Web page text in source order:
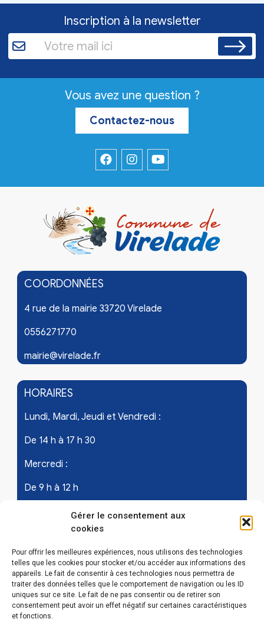
Gérer le consentement aux
cookies
Pour offrir les meilleures expériences, nous utilisons des technologies
telles que les cookies pour stocker et/ou accéder aux informations des
appareils. Le fait de consentir à ces technologies nous permettra de
traiter des données telles que le comportement de navigation ou les ID
uniques sur ce site. Le fait de ne pas consentir ou de retirer son
consentement peut avoir un effet négatif sur certaines caractéristiques
et fonctions.
Inscription à la newsletter
Vous avez une question ?
Contactez-nous
COORDONNÉES
4 rue de la mairie 33720 Virelade
0556271770
mairie@virelade.fr
HORAIRES
Lundi, Mardi, Jeudi et Vendredi :
De 14 h à 17 h 30
Mercredi :
De 9 h à 12 h
Samedi - les 1er et 3ème de chaque mois :
De 9 h à 12 h
LIENS UTILES
Mentions légales